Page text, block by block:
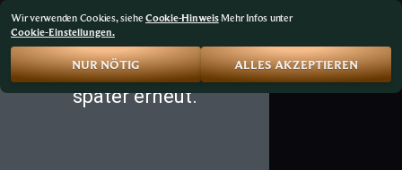
Wir verwenden Cookies, sieheCookie-HinweisMehr Infos unter
Cookie-Einstellungen.
NUR NÖTIG ALLES AKZEPTIEREN